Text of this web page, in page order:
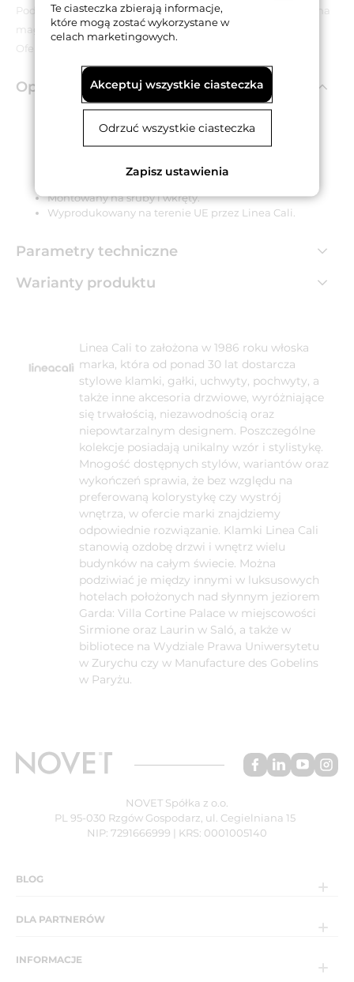
Podana cena dotyczy wyłącznie towarów znajdujących się na
magazynie.
Oferta obowiązuje do wyczerpania zapasów.
Opis produktu
Kwadratowy szyld o wymiarach 50x50 mm.
Wykonany z mosiądzu.
Dostępny w wykończeniu niklowanym matowym.
Montowany na śruby i wkręty.
Wyprodukowany na terenie UE przez Linea Cali.
Parametry techniczne
Warianty produktu
Linea Cali to założona w 1986 roku włoska
marka, która od ponad 30 lat dostarcza
stylowe klamki, gałki, uchwyty, pochwyty, a
także inne akcesoria drzwiowe, wyróżniające
się trwałością, niezawodnością oraz
niepowtarzalnym designem. Poszczególne
kolekcje posiadają unikalny wzór i stylistykę.
Mnogość dostępnych stylów, wariantów oraz
wykończeń sprawia, że bez względu na
preferowaną kolorystykę czy wystrój
wnętrza, w ofercie marki znajdziemy
odpowiednie rozwiązanie. Klamki Linea Cali
stanowią ozdobę drzwi i wnętrz wielu
budynków na całym świecie. Można
podziwiać je między innymi w luksusowych
hotelach położonych nad słynnym jeziorem
Garda: Villa Cortine Palace w miejscowości
Sirmione oraz Laurin w Saló, a także w
bibliotece na Wydziale Prawa Uniwersytetu
w Zurychu czy w Manufacture des Gobelins
w Paryżu.
NOVET Spółka z o.o.
PL 95-030 Rzgów Gospodarz, ul. Cegielniana 15
NIP: 7291666999 | KRS: 0001005140
BLOG
DLA PARTNERÓW
INFORMACJE
Te ciasteczka zbierają informacje,
które mogą zostać wykorzystane w
celach marketingowych.
Akceptuj wszystkie ciasteczka
Odrzuć wszystkie ciasteczka
Zapisz ustawienia